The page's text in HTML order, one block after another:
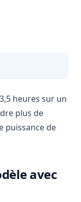
heures sur un
plus de
puissance de
avec